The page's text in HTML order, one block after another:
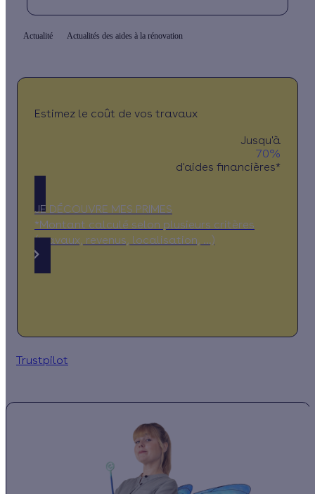
Actualité Actualités des aides à la rénovation
Estimez le coût de vos travaux
Jusqu'à
70%
d'aides financières*
JE DÉCOUVRE MES PRIMES
*Montant calculé selon plusieurs critères
(travaux, revenus, localisation, …)
Trustpilot